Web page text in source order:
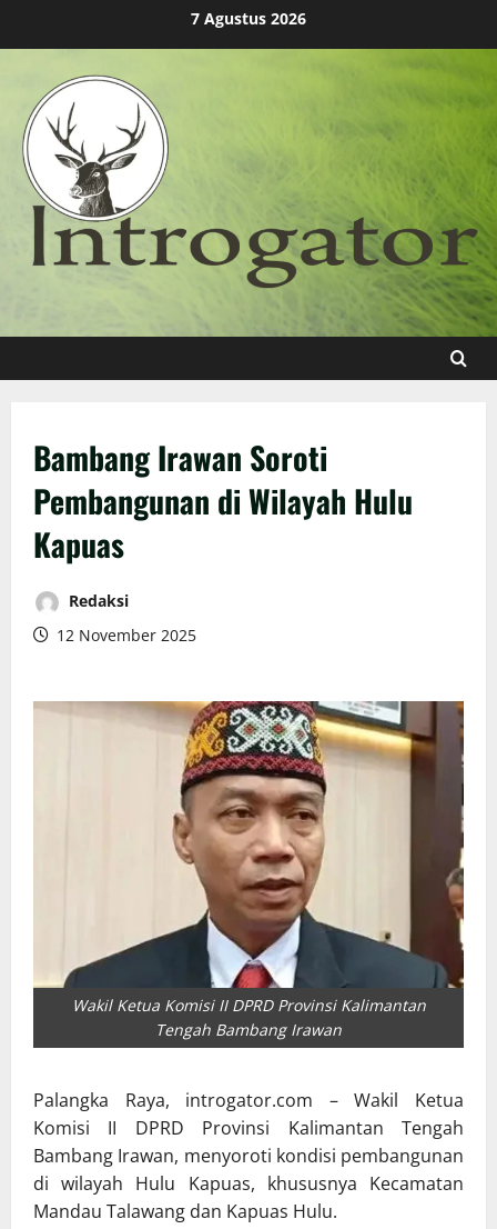
7 Agustus 2026
Bambang Irawan Soroti
Pembangunan di Wilayah Hulu
Kapuas
Redaksi
12 November 2025
Wakil Ketua Komisi II DPRD Provinsi Kalimantan
Tengah Bambang Irawan
Palangka Raya, introgator.com – Wakil Ketua
Komisi II DPRD Provinsi Kalimantan Tengah
Bambang Irawan, menyoroti kondisi pembangunan
di wilayah Hulu Kapuas, khususnya Kecamatan
Mandau Talawang dan Kapuas Hulu.